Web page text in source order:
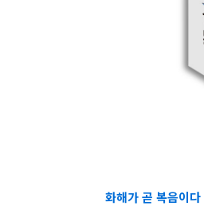
화해가 곧 복음이다